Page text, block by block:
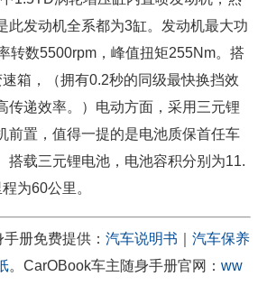
此发动机全系都为3缸。发动机最大功
转数5500rpm，峰值扭矩255Nm。搭
箱，（拥有0.2秒的同级最快换挡效
传递效率。）电动方面，采用三元锂
前置，值得一提的是电池质保首任车
搭载三元锂电池，电池容积分别为11.
为60公里。
册免费提供： 汽车说明书
汽车保养
。CarOBook车主随身手册官网： ww